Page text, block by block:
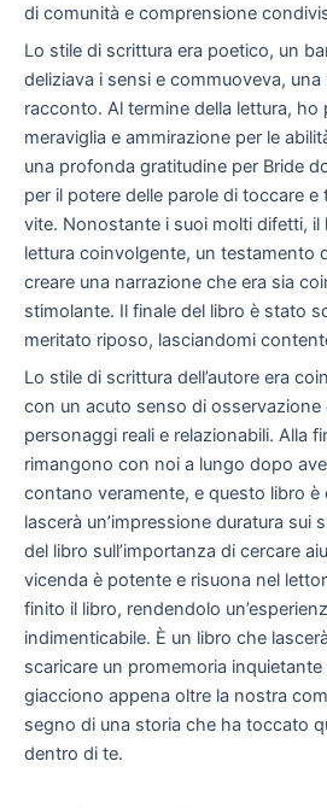
di comunità e comprensione
Lo stile di scrittura era poetico, un
deliziava i sensi e commuoveva,
racconto. Al termine della lettura,
meraviglia e ammirazione per le
una profonda gratitudine per Bride
per il potere delle parole di toccare
vite. Nonostante i suoi molti difetti, il
lettura coinvolgente, un testamento
creare una narrazione che era sia
stimolante. Il finale del libro è stato
meritato riposo, lasciandomi
Lo stile di scrittura dell’autore era
con un acuto senso di osservazione
personaggi reali e relazionabili. Alla
rimangono con noi a lungo dopo
contano veramente, e questo libro
lascerà un’impressione duratura sui
del libro sull’importanza di cercare
vicenda è potente e risuona nel
finito il libro, rendendolo
indimenticabile. È un libro che
scaricare un promemoria
giacciono appena oltre la nostra
segno di una storia che ha toccato
dentro di te.